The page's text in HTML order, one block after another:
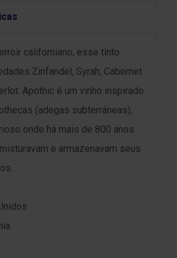
californiano, esse tinto
Zinfandel, Syrah, Cabernet
Apothic é um vinho inspirado
(adegas subterrâneas),
onde há mais de 800 anos
e armazenavam seus